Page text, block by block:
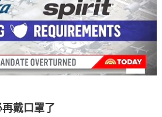
报道（五）
(Li Statler)与钢琴家Darek演绎一场古筝
戴口罩了